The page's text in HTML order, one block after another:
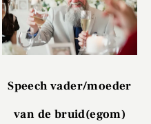
Speech vader/moeder
van de bruid(egom)